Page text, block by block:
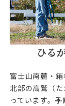
ひる
富士山南麓・
北部の高鷲（
っています。